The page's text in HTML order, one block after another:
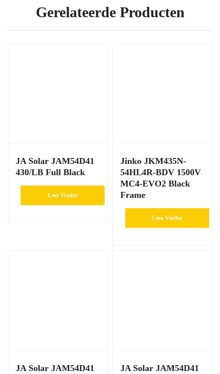
Gerelateerde Producten
JA Solar JAM54D41
430/LB Full Black
Lees Verder
Jinko JKM435N-
54HL4R-BDV 1500V
MC4-EVO2 Black
Frame
Lees Verder
JA Solar JAM54D41
JA Solar JAM54D41